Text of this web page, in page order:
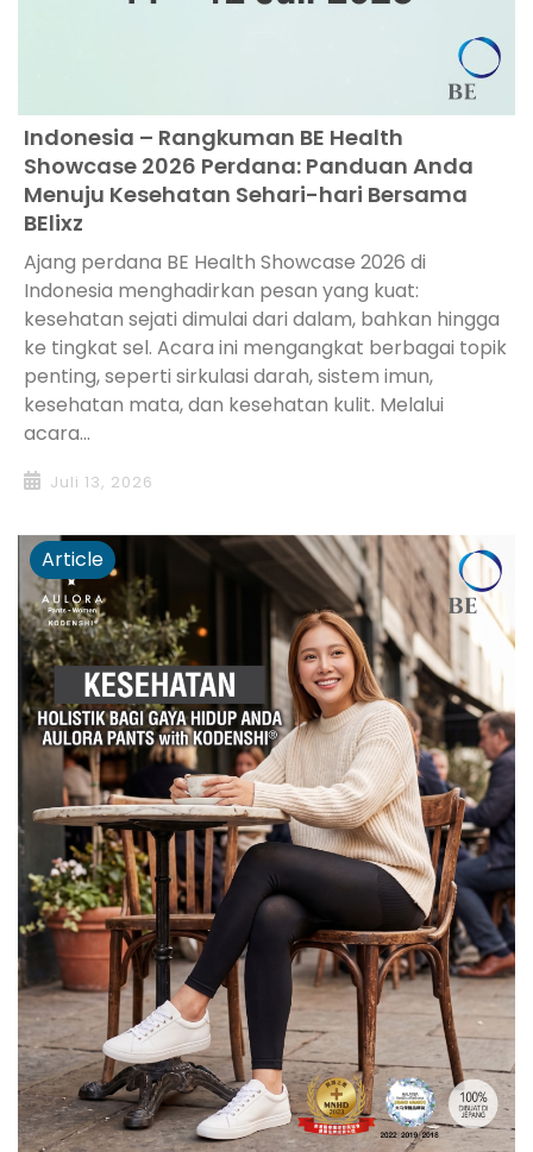
Indonesia – Rangkuman BE Health
Showcase 2026 Perdana: Panduan Anda
Menuju Kesehatan Sehari-hari Bersama
BElixz
Ajang perdana BE Health Showcase 2026 di
Indonesia menghadirkan pesan yang kuat:
kesehatan sejati dimulai dari dalam, bahkan hingga
ke tingkat sel. Acara ini mengangkat berbagai topik
penting, seperti sirkulasi darah, sistem imun,
kesehatan mata, dan kesehatan kulit. Melalui
acara...
Juli 13, 2026
Article